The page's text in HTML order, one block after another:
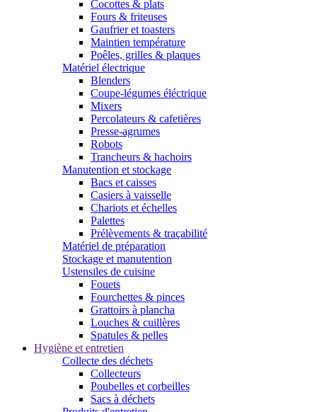
Cocottes & plats
Fours & friteuses
Gaufrier et toasters
Maintien température
Poêles, grilles & plaques
Matériel électrique
Blenders
Coupe-légumes éléctrique
Mixers
Percolateurs & cafetières
Presse-agrumes
Robots
Trancheurs & hachoirs
Manutention et stockage
Bacs et caisses
Casiers à vaisselle
Chariots et échelles
Palettes
Prélèvements & traçabilité
Matériel de préparation
Stockage et manutention
Ustensiles de cuisine
Fouets
Fourchettes & pinces
Grattoirs à plancha
Louches & cuillères
Spatules & pelles
Hygiène et entretien
Collecte des déchets
Collecteurs
Poubelles et corbeilles
Sacs à déchets